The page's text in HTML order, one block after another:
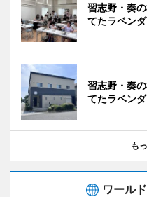
習志野・奏
てたラベン
習志野・奏
てたラベン
も
ワール